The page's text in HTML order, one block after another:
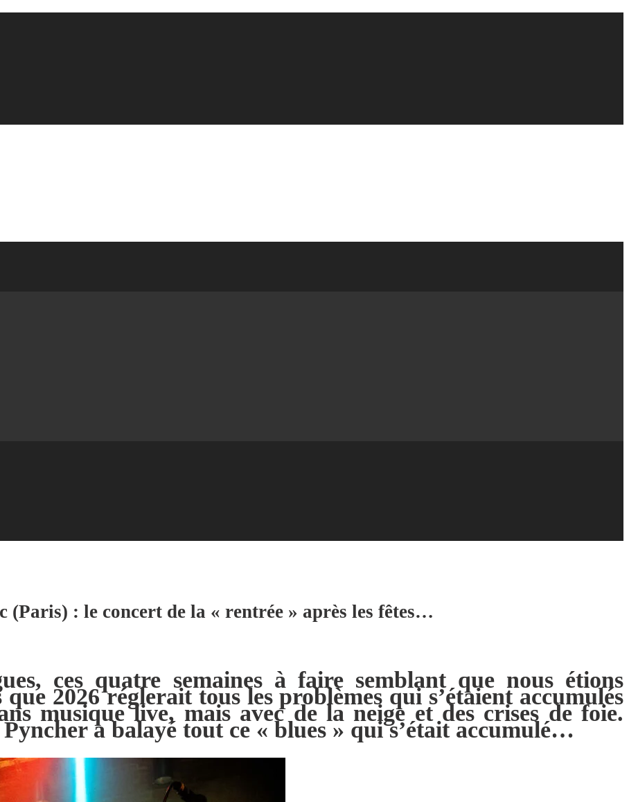
(Paris) : le concert de la « rentrée » après les fêtes…
ces quatre semaines à faire semblant que nous étions
2026 réglerait tous les problèmes qui s’étaient accumulés
musique live, mais avec de la neige et des crises de foie.
a balayé tout ce « blues » qui s’était accumulé…